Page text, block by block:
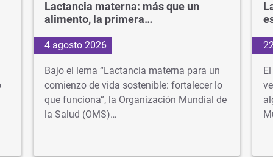
Lactancia materna: más que un
alimento, la primera…
4 agosto 2026
Bajo el lema “Lactancia materna para un
comienzo de vida sostenible: fortalecer lo
que funciona”, la Organización Mundial de
la Salud (OMS)…